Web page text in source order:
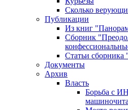
Сколько
Публикации
Из книг
Сборник
Статьи сборника
Документы
Архив
Власть
Борьба с